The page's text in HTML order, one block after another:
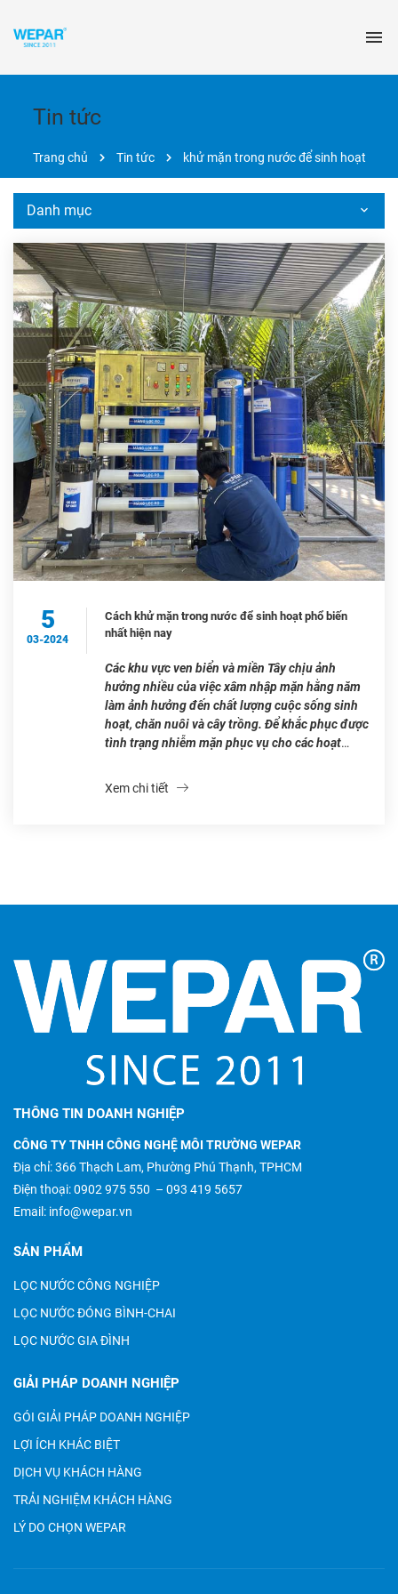
Tin tức
Trang chủ Tin tức khử mặn trong nước để sinh hoạt
Danh mục
5
03-2024
Cách khử mặn trong nước để sinh hoạt phổ biến
nhất hiện nay
Các khu vực ven biển và miền Tây chịu ảnh
hưởng nhiều của việc xâm nhập mặn hằng năm
làm ảnh hưởng đến chất lượng cuộc sống sinh
hoạt, chăn nuôi và cây trồng. Để khắc phục được
tình trạng nhiễm mặn phục vụ cho các hoạt
Xem chi tiết
THÔNG TIN DOANH NGHIỆP
CÔNG TY TNHH CÔNG NGHỆ MÔI TRƯỜNG WEPAR
Địa chỉ: 366 Thạch Lam, Phường Phú Thạnh, TPHCM
Điện thoại:0902 975 550 – 093 419 5657
Email: info@wepar.vn
SẢN PHẨM
LỌC NƯỚC CÔNG NGHIỆP
LỌC NƯỚC ĐÓNG BÌNH-CHAI
LỌC NƯỚC GIA ĐÌNH
GIẢI PHÁP DOANH NGHIỆP
GÓI GIẢI PHÁP DOANH NGHIỆP
LỢI ÍCH KHÁC BIỆT
DỊCH VỤ KHÁCH HÀNG
TRẢI NGHIỆM KHÁCH HÀNG
LÝ DO CHỌN WEPAR